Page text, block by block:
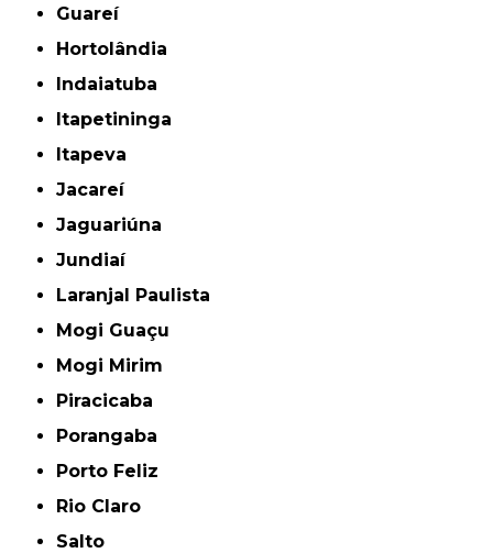
Guareí
Hortolândia
Indaiatuba
Itapetininga
Itapeva
Jacareí
Jaguariúna
Jundiaí
Laranjal Paulista
Mogi Guaçu
Mogi Mirim
Piracicaba
Porangaba
Porto Feliz
Rio Claro
Salto